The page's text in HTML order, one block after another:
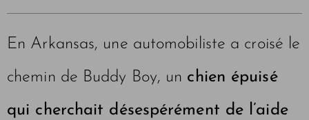
En Arkansas, une automobiliste a croisé le
chemin de Buddy Boy, un chien épuisé
qui cherchait désespérément de l’aide